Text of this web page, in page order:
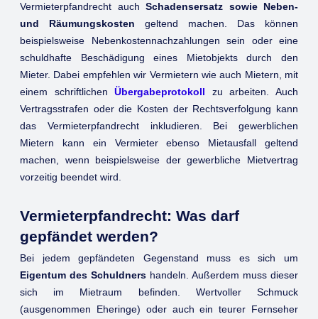
Vermieterpfandrecht auch Schadensersatz sowie Neben-
und Räumungskosten geltend machen. Das können
beispielsweise Nebenkostennachzahlungen sein oder eine
schuldhafte Beschädigung eines Mietobjekts durch den
Mieter. Dabei empfehlen wir Vermietern wie auch Mietern, mit
einem schriftlichenÜbergabeprotokoll zu arbeiten. Auch
Vertragsstrafen oder die Kosten der Rechtsverfolgung kann
das Vermieterpfandrecht inkludieren. Bei gewerblichen
Mietern kann ein Vermieter ebenso Mietausfall geltend
machen, wenn beispielsweise der gewerbliche Mietvertrag
vorzeitig beendet wird.
Vermieterpfandrecht: Was darf
gepfändet werden?
Bei jedem gepfändeten Gegenstand muss es sich um
Eigentum des Schuldners handeln. Außerdem muss dieser
sich im Mietraum befinden. Wertvoller Schmuck
(ausgenommen Eheringe) oder auch ein teurer Fernseher